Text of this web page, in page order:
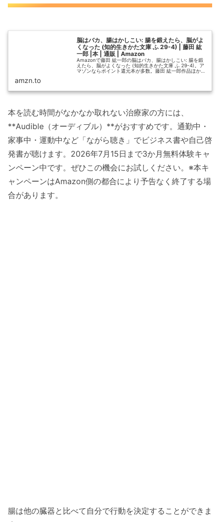
脳はバカ、腸はかしこい: 腸を鍛えたら、脳がよ
くなった (知的生きかた文庫 ふ 29-4) | 藤田 紘
一郎 |本 | 通販 | Amazon
Amazonで藤田 紘一郎の脳はバカ、腸はかしこい: 腸を鍛
えたら、脳がよくなった (知的生きかた文庫 ふ 29-4)。ア
マゾンならポイント還元本が多数。藤田 紘一郎作品ほか、
amzn.to
本を読む時間がなかなか取れない治療家の方には、
**Audible（オーディブル）**がおすすめです。通勤中・
家事中・運動中など「ながら聴き」でビジネス書や自己啓
発書が聴けます。2026年7月15日まで3か月無料体験キャ
ンペーン中です。ぜひこの機会にお試しください。※本キ
ャンペーンはAmazon側の都合により予告なく終了する場
合があります。
腸は他の臓器と比べて自分で行動を決定することができま